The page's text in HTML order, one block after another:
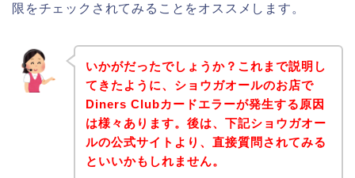
限をチェックされてみることをオススメします。
いかがだったでしょうか？これまで説明し
てきたように、ショウガオールのお店で
Diners Clubカードエラーが発生する原因
は様々あります。後は、下記ショウガオー
ルの公式サイトより、直接質問されてみる
といいかもしれません。